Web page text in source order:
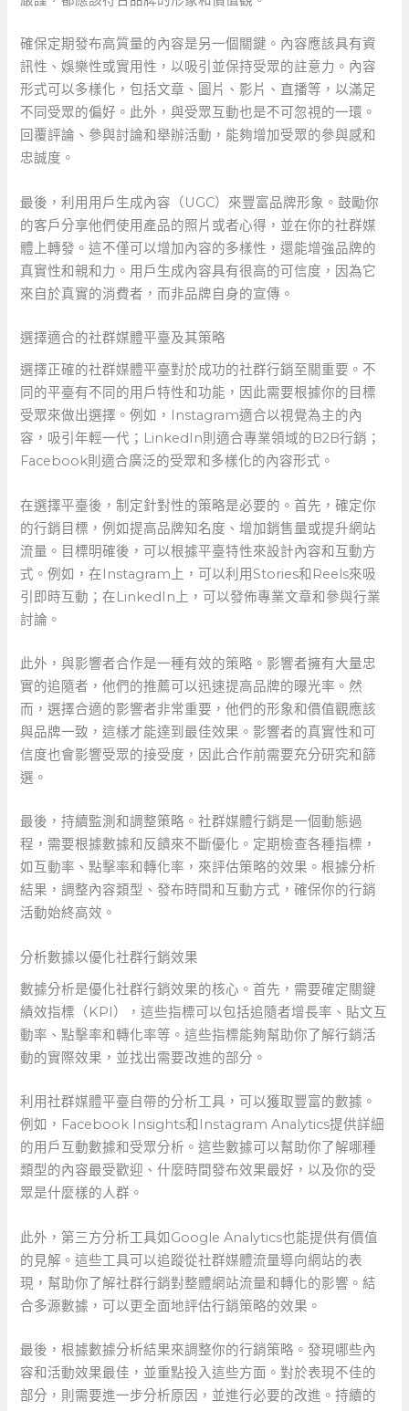
確保定期發布高質量的內容是另一個關鍵。內容應該具有資
訊性、娛樂性或實用性，以吸引並保持受眾的註意力。內容
形式可以多樣化，包括文章、圖片、影片、直播等，以滿足
不同受眾的偏好。此外，與受眾互動也是不可忽視的一環。
回覆評論、參與討論和舉辦活動，能夠增加受眾的參與感和
忠誠度。
最後，利用用戶生成內容（UGC）來豐富品牌形象。鼓勵你
的客戶分享他們使用產品的照片或者心得，並在你的社群媒
體上轉發。這不僅可以增加內容的多樣性，還能增強品牌的
真實性和親和力。用戶生成內容具有很高的可信度，因為它
來自於真實的消費者，而非品牌自身的宣傳。
選擇適合的社群媒體平臺及其策略
選擇正確的社群媒體平臺對於成功的社群行銷至關重要。不
同的平臺有不同的用戶特性和功能，因此需要根據你的目標
受眾來做出選擇。例如，Instagram適合以視覺為主的內
容，吸引年輕一代；LinkedIn則適合專業領域的B2B行銷；
Facebook則適合廣泛的受眾和多樣化的內容形式。
在選擇平臺後，制定針對性的策略是必要的。首先，確定你
的行銷目標，例如提高品牌知名度、增加銷售量或提升網站
流量。目標明確後，可以根據平臺特性來設計內容和互動方
式。例如，在Instagram上，可以利用Stories和Reels來吸
引即時互動；在LinkedIn上，可以發佈專業文章和參與行業
討論。
此外，與影響者合作是一種有效的策略。影響者擁有大量忠
實的追隨者，他們的推薦可以迅速提高品牌的曝光率。然
而，選擇合適的影響者非常重要，他們的形象和價值觀應該
與品牌一致，這樣才能達到最佳效果。影響者的真實性和可
信度也會影響受眾的接受度，因此合作前需要充分研究和篩
選。
最後，持續監測和調整策略。社群媒體行銷是一個動態過
程，需要根據數據和反饋來不斷優化。定期檢查各種指標，
如互動率、點擊率和轉化率，來評估策略的效果。根據分析
結果，調整內容類型、發布時間和互動方式，確保你的行銷
活動始終高效。
分析數據以優化社群行銷效果
數據分析是優化社群行銷效果的核心。首先，需要確定關鍵
績效指標（KPI），這些指標可以包括追隨者增長率、貼文互
動率、點擊率和轉化率等。這些指標能夠幫助你了解行銷活
動的實際效果，並找出需要改進的部分。
利用社群媒體平臺自帶的分析工具，可以獲取豐富的數據。
例如，Facebook Insights和Instagram Analytics提供詳細
的用戶互動數據和受眾分析。這些數據可以幫助你了解哪種
類型的內容最受歡迎、什麼時間發布效果最好，以及你的受
眾是什麼樣的人群。
此外，第三方分析工具如Google Analytics也能提供有價值
的見解。這些工具可以追蹤從社群媒體流量導向網站的表
現，幫助你了解社群行銷對整體網站流量和轉化的影響。結
合多源數據，可以更全面地評估行銷策略的效果。
最後，根據數據分析結果來調整你的行銷策略。發現哪些內
容和活動效果最佳，並重點投入這些方面。對於表現不佳的
部分，則需要進一步分析原因，並進行必要的改進。持續的